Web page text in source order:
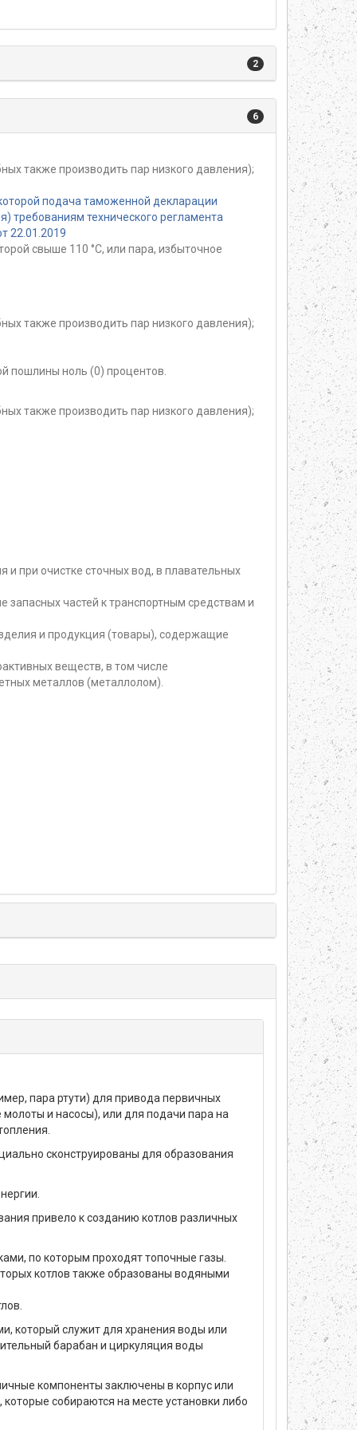
2
6
также производить пар низкого давления);
подача таможенной декларации
требованиям технического регламента
22.01.2019
свыше 110 °С, или пара, избыточное
также производить пар низкого давления);
пошлины ноль (0) процентов.
также производить пар низкого давления);
при очистке сточных вод, в плавательных
частей к транспортным средствам и
и продукция (товары), содержащие
веществ, в том числе
металлов (металлолом).
пара ртути) для привода первичных
и насосы), или для подачи пара на
сконструированы для образования
привело к созданию котлов различных
по которым проходят топочные газы.
котлов также образованы водяными
который служит для хранения воды или
барабан и циркуляция воды
компоненты заключены в корпус или
собираются на месте установки либо